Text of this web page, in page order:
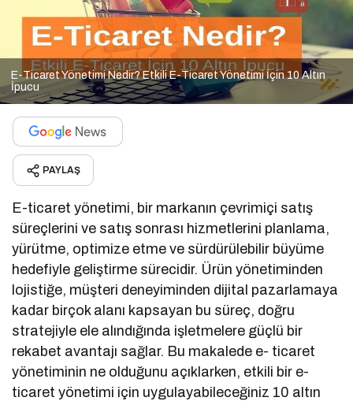
E-Ticaret Yönetimi Nedir? Etkili E-Ticaret Yönetimi İçin 10 Altın
İpucu
PAYLAŞ
E-ticaret yönetimi, bir markanın çevrimiçi satış
süreçlerini ve satış sonrası hizmetlerini planlama,
yürütme, optimize etme ve sürdürülebilir büyüme
hedefiyle geliştirme sürecidir. Ürün yönetiminden
lojistiğe, müşteri deneyiminden dijital pazarlamaya
kadar birçok alanı kapsayan bu süreç, doğru
stratejiyle ele alındığında işletmelere güçlü bir
rekabet avantajı sağlar. Bu makalede e- ticaret
yönetiminin ne olduğunu açıklarken, etkili bir e-
ticaret yönetimi için uygulayabileceğiniz 10 altın